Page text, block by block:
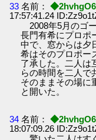
33 名前：
17:57:41.24
2008年5月のゴ
長門有希にプロポ
中で、窓からは夕
希はそのプロポー
了承した。二人は
らの時間を二人で
そのままその場に
と開いた。
34 名前：
18:07:09.26